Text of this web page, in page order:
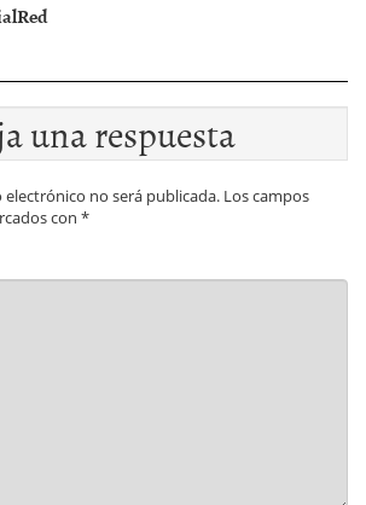
una respuesta
no será publicada. Los campos
con *